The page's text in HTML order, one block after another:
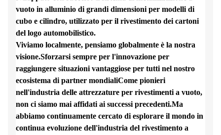
vuoto in alluminio di grandi dimensioni per modelli di
cubo e cilindro, utilizzato per il rivestimento dei cartoni
del logo automobilistico.
Viviamo localmente, pensiamo globalmente è la nostra
visione.Sforzarsi sempre per l'innovazione per
raggiungere situazioni vantaggiose per tutti nel nostro
ecosistema di partner mondialiCome pionieri
nell'industria delle attrezzature per rivestimenti a vuoto,
non ci siamo mai affidati ai successi precedenti.Ma
abbiamo continuamente cercato di esplorare il mondo in
continua evoluzione dell'industria del rivestimento a